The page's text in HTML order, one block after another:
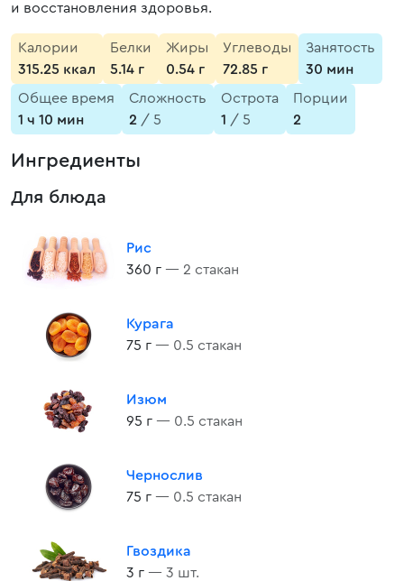
и восстановления здоровья.
Калории
315.25 ккал
Белки
5.14 г
Жиры
0.54 г
Углеводы
72.85 г
Занятость
30 мин
Общее время
1 ч 10 мин
Сложность
2 / 5
Острота
1 / 5
Порции
2
Ингредиенты
Для блюда
Рис
360 г — 2 стакан
Курага
75 г — 0.5 стакан
Изюм
95 г — 0.5 стакан
Чернослив
75 г — 0.5 стакан
Гвоздика
3 г — 3 шт.